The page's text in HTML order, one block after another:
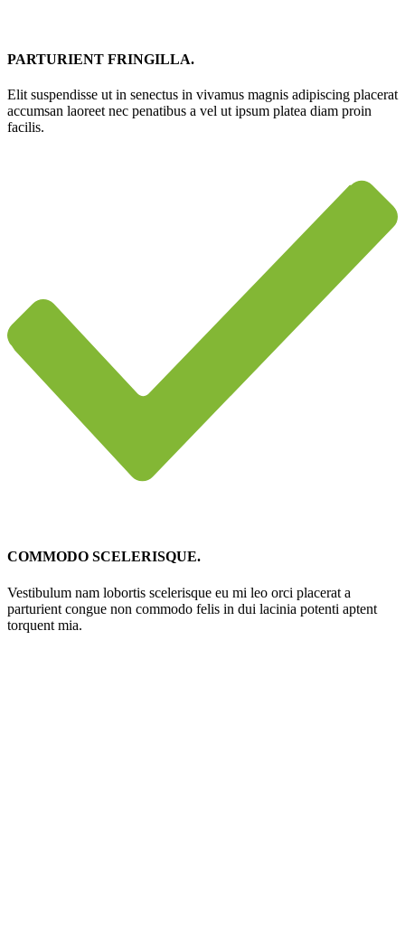
PARTURIENT FRINGILLA.
Elit suspendisse ut in senectus in vivamus magnis adipiscing placerat
accumsan laoreet nec penatibus a vel ut ipsum platea diam proin
facilis.
COMMODO SCELERISQUE.
Vestibulum nam lobortis scelerisque eu mi leo orci placerat a
parturient congue non commodo felis in dui lacinia potenti aptent
torquent mia.